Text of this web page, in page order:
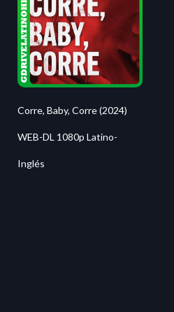
Corre, Baby, Corre (2024)
WEB-DL 1080p Latino-
Inglés